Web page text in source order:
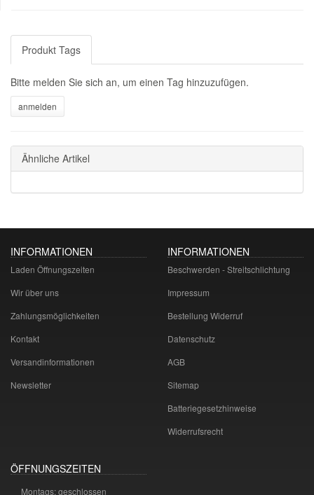
Produkt Tags
Bitte melden Sie sich an, um einen Tag hinzuzufügen.
Ähnliche Artikel
INFORMATIONEN
Laden Öffnungszeiten
Wir über uns
Zahlungsmöglichkeiten
Kontakt
Versandinformationen
Newsletter
INFORMATIONEN
Beschwerden - Streitschlichtung
Impressum
Bestellung Widerruf
Datenschutz
AGB
Sitemap
Batteriegesetzhinweise
Widerrufsrecht
ÖFFNUNGSZEITEN
Montags: geschlossen